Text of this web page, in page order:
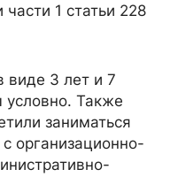
1 статьи 228
виде 3 лет и 7
Также
заниматься
организационно-